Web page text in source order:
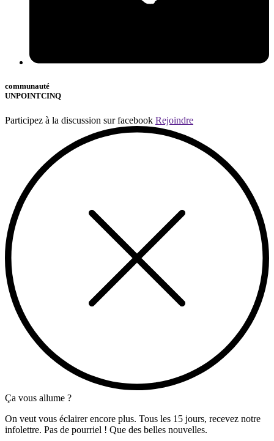
communauté
UNPOINTCINQ
Participez à la discussion sur facebook Rejoindre
Ça vous allume ?
On veut vous éclairer encore plus. Tous les 15 jours, recevez notre
infolettre. Pas de pourriel ! Que des belles nouvelles.